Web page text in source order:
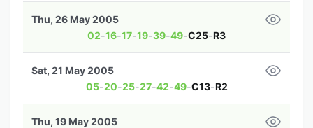
02-16-17-19-39-49-C25-R3
Thu, 26 May 2005
05-20-25-27-42-49-C13-R2
Sat, 21 May 2005
Thu, 19 May 2005